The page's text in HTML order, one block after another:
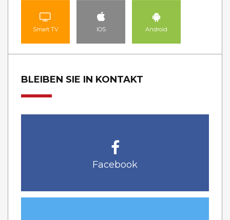
Smart TV IOS Android
BLEIBEN SIE IN KONTAKT
Facebook